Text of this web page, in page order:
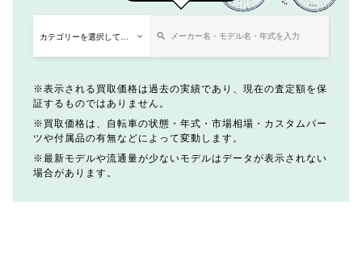
表示される買取価格は過去の実績であり、現在の査定額を保
証するものではありません。
買取価格は、自転車の状態・年式・市場相場・カスタムパー
ツや付属品の有無などによって変動します。
最新モデルや流通量が少ないモデルはデータが表示されない
場合があります。